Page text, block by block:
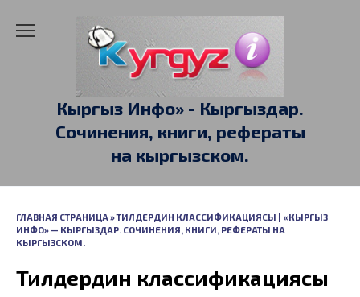
Кыргыз Инфо» - Кыргыздар.
Сочинения, книги, рефераты
на кыргызском.
ГЛАВНАЯ СТРАНИЦА»ТИЛДЕРДИН КЛАССИФИКАЦИЯСЫ | «КЫРГЫЗ
ИНФО» — КЫРГЫЗДАР. СОЧИНЕНИЯ, КНИГИ, РЕФЕРАТЫ НА
КЫРГЫЗСКОМ.
Тилдердин классификациясы